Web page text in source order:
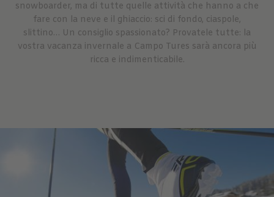
snowboarder, ma di tutte quelle attività che hanno a che
fare con la neve e il ghiaccio: sci di fondo, ciaspole,
slittino… Un consiglio spassionato? Provatele tutte: la
vostra vacanza invernale a Campo Tures sarà ancora più
ricca e indimenticabile.